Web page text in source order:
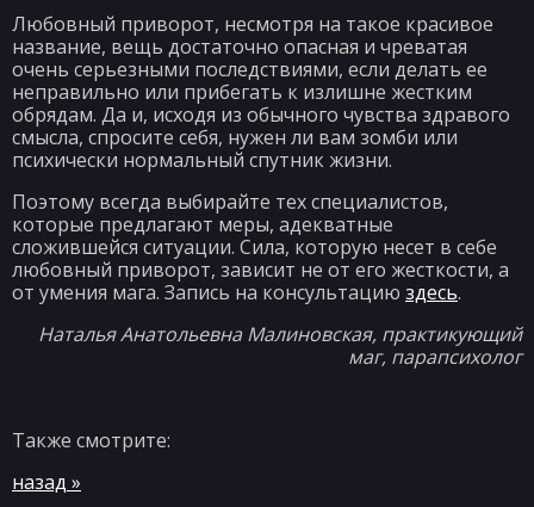
Любовный приворот, несмотря на такое красивое
название, вещь достаточно опасная и чреватая
очень серьезными последствиями, если делать ее
неправильно или прибегать к излишне жестким
обрядам. Да и, исходя из обычного чувства здравого
смысла, спросите себя, нужен ли вам зомби или
психически нормальный спутник жизни.
Поэтому всегда выбирайте тех специалистов,
которые предлагают меры, адекватные
сложившейся ситуации. Сила, которую несет в себе
любовный приворот, зависит не от его жесткости, а
от умения мага. Запись на консультацию здесь.
Наталья Анатольевна Малиновская, практикующий
маг, парапсихолог
Также смотрите:
назад »